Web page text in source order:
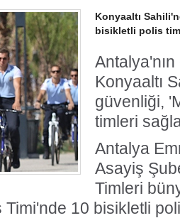
Konyaaltı
bisikletli polis
Konyaaltı
güvenliği,
timleri
Antalya
Asayiş
Timleri
Timi'nde 10 bisikletli